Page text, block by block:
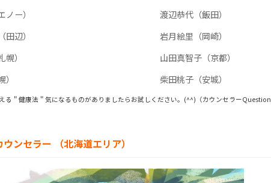
ー）
渡辺恭代（飯田）
辺）
岩月絵里（岡崎）
）
山田真智子（京都）
柴田桃子（安城）
る＂健康法＂気になるものがありましたらお試しください。(^^) （カウンセラーQuestion
ンセラー （北海道エリア）